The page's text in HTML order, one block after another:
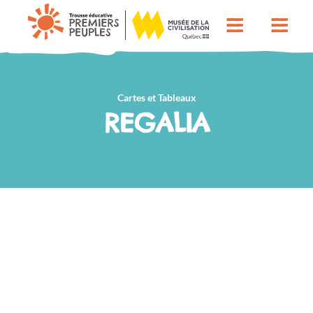
Cartes et Tableaux
REGALIA